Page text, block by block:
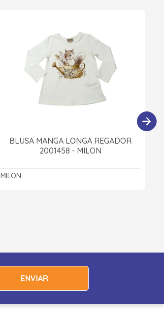
BLUSA MANGA LONGA REGADOR
2001458 - MILON
MILON
ENVIAR